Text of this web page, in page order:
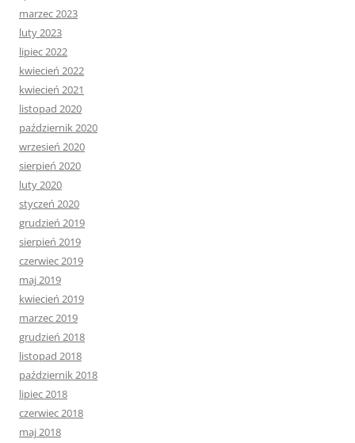
marzec 2023
luty 2023
lipiec 2022
kwiecień 2022
kwiecień 2021
listopad 2020
październik 2020
wrzesień 2020
sierpień 2020
luty 2020
styczeń 2020
grudzień 2019
sierpień 2019
czerwiec 2019
maj 2019
kwiecień 2019
marzec 2019
grudzień 2018
listopad 2018
październik 2018
lipiec 2018
czerwiec 2018
maj 2018